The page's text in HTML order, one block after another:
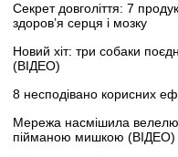
Секрет довголіття: 7
здоров’я серця і мозку
Новий хіт: три собаки
(ВІДЕО)
8 несподівано корисних
Мережа насмішила
пійманою мишкою (ВІДЕО)